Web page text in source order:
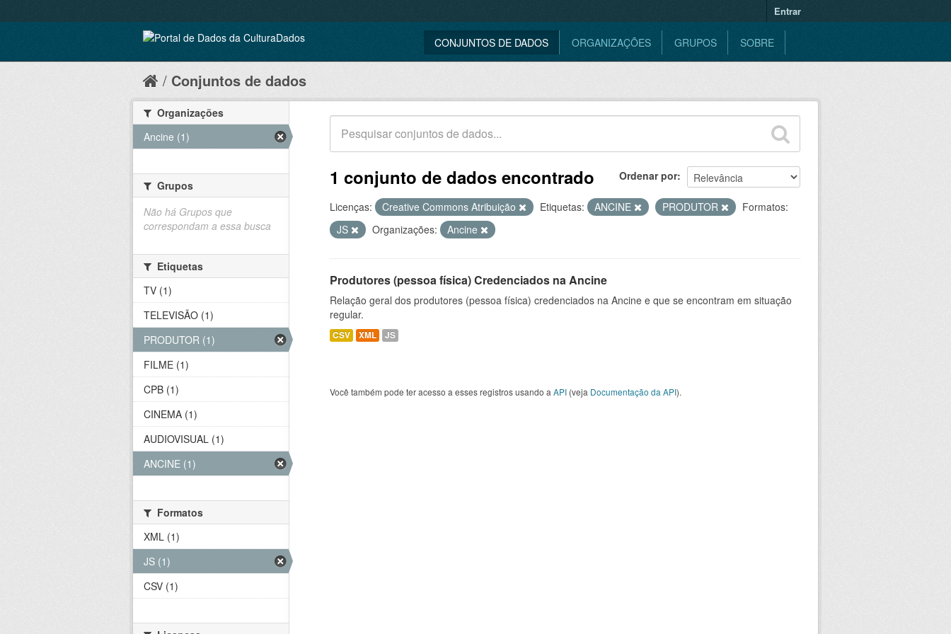
Entrar
CONJUNTOS DE DADOS ORGANIZAÇÕES GRUPOS SOBRE
Conjuntos de dados
Ordenar por
1 conjunto de dados encontrado
Licenças: Creative Commons Atribuição Etiquetas: ANCINE PRODUTOR
Formatos:
JS
Organizações: Ancine
Produtores (pessoa física) Credenciados na Ancine
Relação geral dos produtores (pessoa física) credenciados na Ancine e que se encontram em situação
regular.
CSV XML JS
Você também pode ter acesso a esses registros usando a API (veja Documentação da API).
Organizações
Ancine (1)
Grupos
Não há Grupos que
correspondam a essa busca
Etiquetas
TV (1)
TELEVISÃO (1)
PRODUTOR (1)
FILME (1)
CPB (1)
CINEMA (1)
AUDIOVISUAL (1)
ANCINE (1)
Formatos
XML (1)
JS (1)
CSV (1)